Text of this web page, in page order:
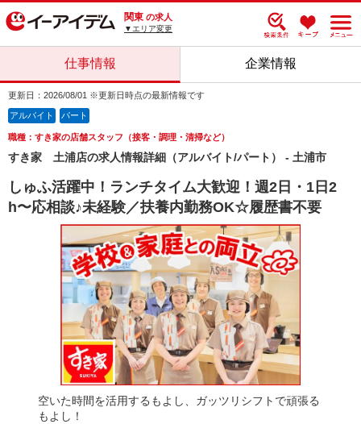
関東 の求人
▼エリア変更
仕事情報 企業情報
更新日：2026/08/01 ※更新日時点の最新情報です
アルバイト パート
職種：すき家の店舗スタッフ（接客・調理・清掃など）
すき家 土浦店の求人情報詳細（アルバイト/パート） - 土浦市
しゅふ活躍中！ランチタイム大歓迎！週2日・1日2
h〜応相談♪未経験／扶養内勤務OK☆履歴書不要
空いた時間を活用するもよし、ガッツリシフトで頑張る
もよし！